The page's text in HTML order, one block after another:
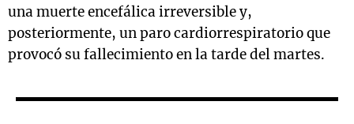
una muerte encefálica irreversible y,
posteriormente, un paro cardiorrespiratorio que
provocó su fallecimiento en la tarde del martes.